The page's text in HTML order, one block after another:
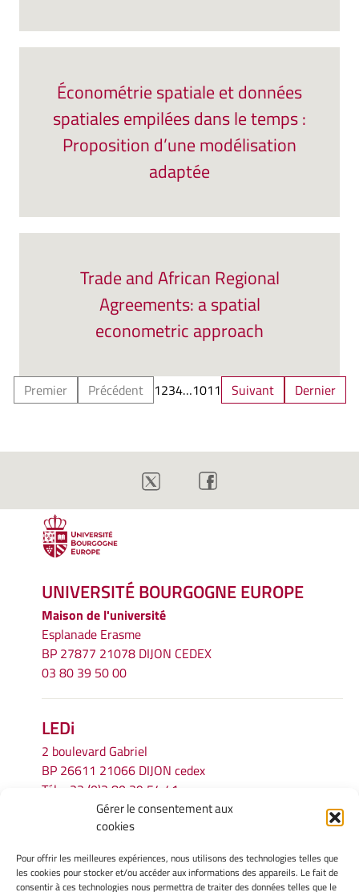
Gérer le consentement aux
cookies
Pour offrir les meilleures expériences, nous utilisons des technologies telles que
les cookies pour stocker et/ou accéder aux informations des appareils. Le fait de
consentir à ces technologies nous permettra de traiter des données telles que le
Économétrie spatiale et données
spatiales empilées dans le temps :
Proposition d’une modélisation
adaptée
Trade and African Regional
Agreements: a spatial
econometric approach
Premier Précédent 1234…1011 Suivant Dernier
UNIVERSITÉ BOURGOGNE EUROPE
Maison de l'université
Esplanade Erasme
BP 27877 21078 DIJON CEDEX
03 80 39 50 00
LEDi
2 boulevard Gabriel
BP 26611 21066 DIJON cedex
Tél.
+33 (0)3 80 39 54 41
secretariat.ledi@u-bourgogne.fr
INFORMATIONS LÉGALES
Mentions légales